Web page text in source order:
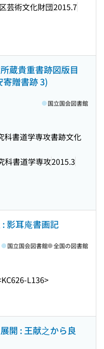
芸術文化財団2015.7
蔵貴重書跡図版目
寄贈書跡 3)
科書道学専攻書跡文化
科書道学専攻2015.3
国立国会図書館
影耳庵書画記
L136>
国立国会図書館 全国の図書館
開 : 王献之から良